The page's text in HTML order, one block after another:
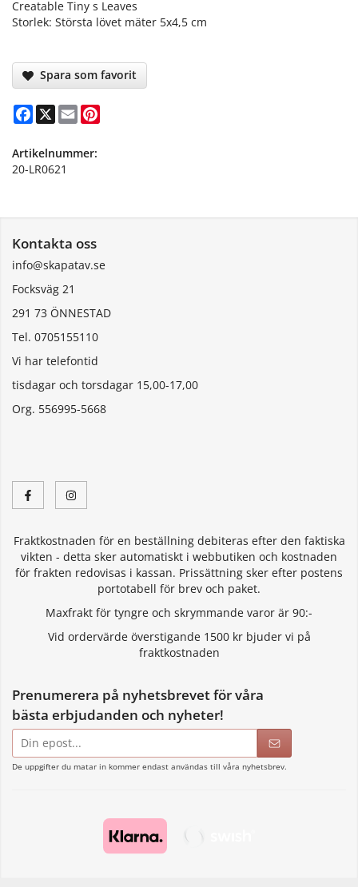
Creatable Tiny s Leaves
Storlek: Största lövet mäter 5x4,5 cm
Spara som favorit
Facebook
X Email
Artikelnummer:
20-LR0621
Kontakta oss
info@skapatav.se
Focksväg 21
291 73 ÖNNESTAD
Tel. 0705155110
Vi har telefontid
tisdagar och torsdagar 15,00-17,00
Org. 556995-5668
Fraktkostnaden för en beställning debiteras efter den faktiska
vikten - detta sker automatiskt i webbutiken och kostnaden
för frakten redovisas i kassan. Prissättning sker efter postens
portotabell för brev och paket.
Maxfrakt för tyngre och skrymmande varor är 90:-
Vid ordervärde överstigande 1500 kr bjuder vi på
fraktkostnaden
Prenumerera på nyhetsbrevet för våra
bästa erbjudanden och nyheter!
postadress
De uppgifter du matar in kommer endast användas till våra nyhetsbrev.